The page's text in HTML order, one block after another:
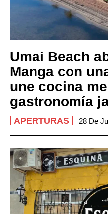
Umai Beach
Manga con
une cocina
gastronomía
APERTURAS 28 De